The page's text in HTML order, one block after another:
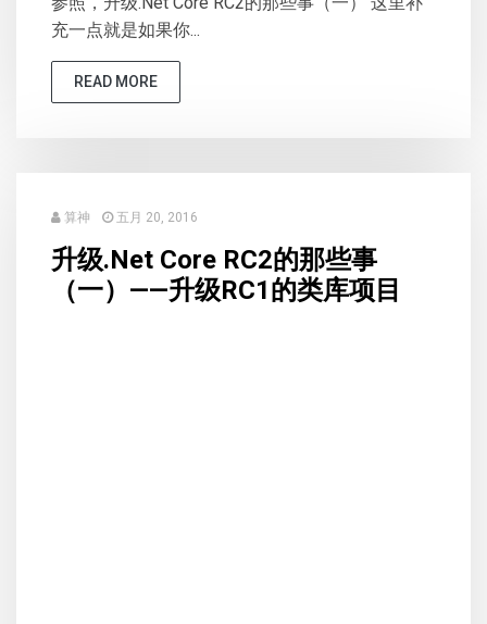
充一点就是如果你...
READ MORE
算神 五月 20, 2016
升级.Net Core RC2的那些事
（一）——升级RC1的类库项目